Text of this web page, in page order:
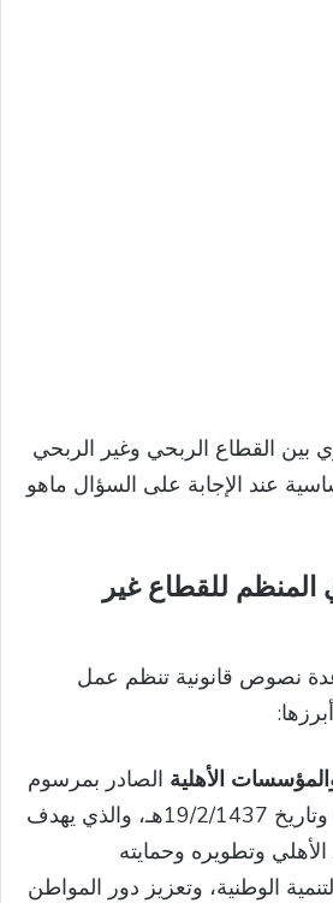
بين القطاع الربحي وغير الربحي
عند الإجابة على السؤال ماهو
المنظم للقطاع غير
نصوص قانونية تنظم عمل
الأهلية الصادر بمرسوم
ملكي رقم (م/8) وتاريخ 19/2/1437هـ، والذي يهدف
وتطويره وحمايته
الوطنية، وتعزيز دور المواطن